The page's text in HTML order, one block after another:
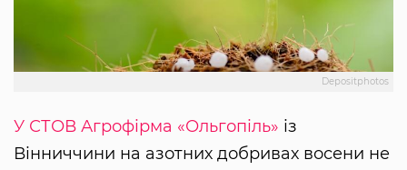
Depositphotos
У СТОВ Агрофірма «Ольгопіль» із
Вінниччини на азотних добривах восени не